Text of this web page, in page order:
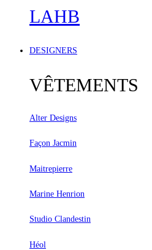
LAHB
DESIGNERS
VÊTEMENTS
Alter Designs
Façon Jacmin
Maitrepierre
Marine Henrion
Studio Clandestin
Héol